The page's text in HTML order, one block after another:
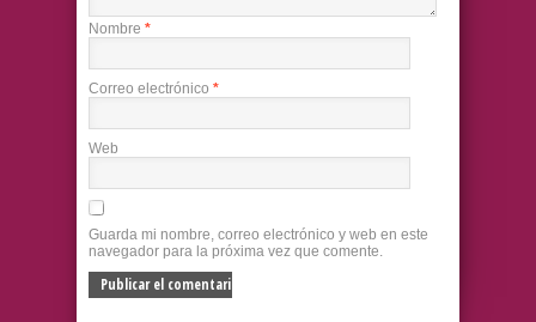
Nombre *
Correo electrónico *
Web
Guarda mi nombre, correo electrónico y web en este
navegador para la próxima vez que comente.